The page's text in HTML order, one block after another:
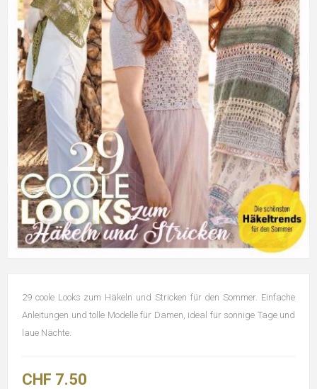
29 coole Looks zum Häkeln und Stricken für den Sommer. Einfache
Anleitungen und tolle Modelle für Damen, ideal für sonnige Tage und
laue Nächte.
CHF 7.50